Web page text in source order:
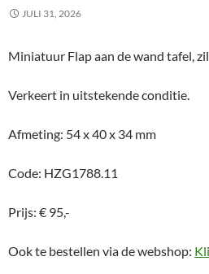
JULI 31, 2026
Miniatuur Flap aan de wand tafel,
Verkeert in uitstekende conditie.
Afmeting: 54 x 40 x 34 mm
Code: HZG1788.11
Prijs: € 95,-
Ook te bestellen via de webshop: